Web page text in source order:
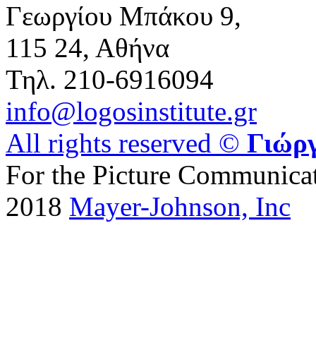
Γεωργίου Μπάκου 9,
115 24, Αθήνα
Τηλ. 210-6916094
info@logosinstitute.gr
All rights reserved ©
For the Picture
2018 Mayer-Johnson, Inc